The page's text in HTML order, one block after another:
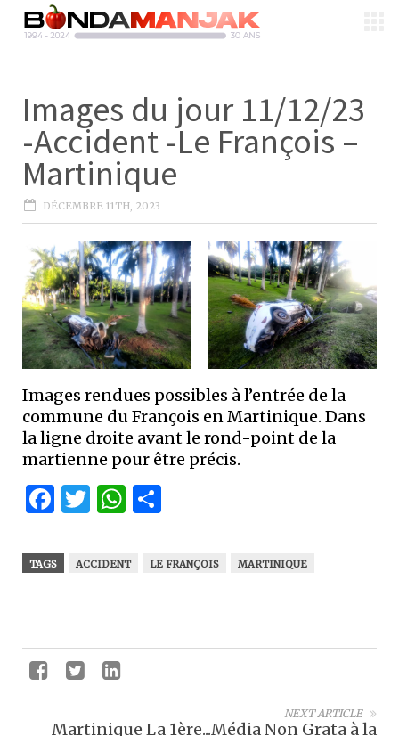
Images du jour 11/12/23
-Accident -Le François –
Martinique
DÉCEMBRE 11TH, 2023
Images rendues possibles à l’entrée de la
commune du François en Martinique. Dans
la ligne droite avant le rond-point de la
martienne pour être précis.
Facebook
Twitter
WhatsApp
TAGS ACCIDENT LE FRANÇOIS MARTINIQUE
NEXT ARTICLE
Martinique La 1ère...Média Non Grata à la